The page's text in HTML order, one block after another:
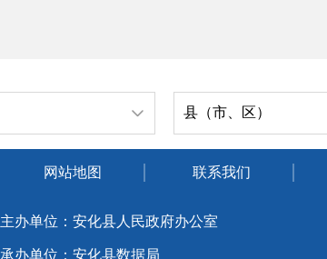
县（市、区）
网站地图 联系我们
主办单位：安化县人民政府办公室
承办单位：安化县数据局